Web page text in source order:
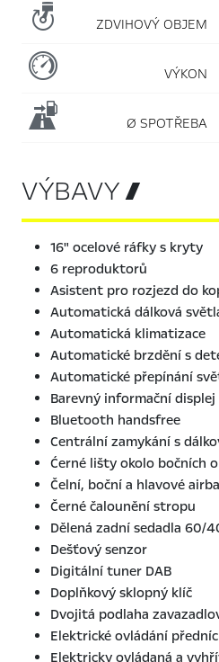
 ZDVIHOVÝ OBJEM
 VÝKON
 Ø SPOTŘEBA
VÝBAVY 
16" ocelové ráfky s kryty
6 reproduktorů
Asistent pro rozjezd do
Automatická dálková
Automatická klimatizace
Automatické brzdění s
Automatické přepínání
Barevný informační
Bluetooth handsfree
Centrální zamykání s
Ćerné lišty okolo bočních
Čelní, boční a hlavové
Černé čalounění stropu
Dělená zadní sedadla 60/
Dešťový senzor
Digitální tuner DAB
Doplňkový sklopný klíč
Dvojitá podlaha
Elektrické ovládání
Elektricky ovládaná a